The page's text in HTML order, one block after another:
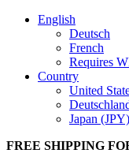
English
Deutsch
French
Requires
Country
United
Japan (JPY)
FREE SHIPPING